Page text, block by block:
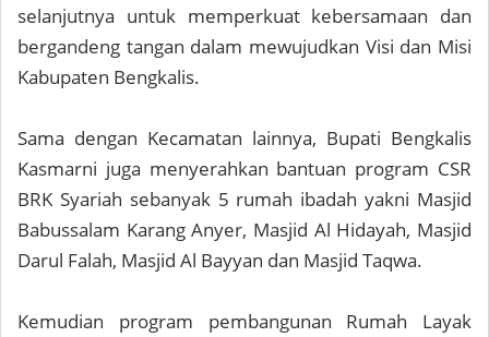
selanjutnya untuk memperkuat kebersamaan dan
bergandeng tangan dalam mewujudkan Visi dan Misi
Kabupaten Bengkalis.
Sama dengan Kecamatan lainnya, Bupati Bengkalis
Kasmarni juga menyerahkan bantuan program CSR
BRK Syariah sebanyak 5 rumah ibadah yakni Masjid
Babussalam Karang Anyer, Masjid Al Hidayah, Masjid
Darul Falah, Masjid Al Bayyan dan Masjid Taqwa.
Kemudian program pembangunan Rumah Layak